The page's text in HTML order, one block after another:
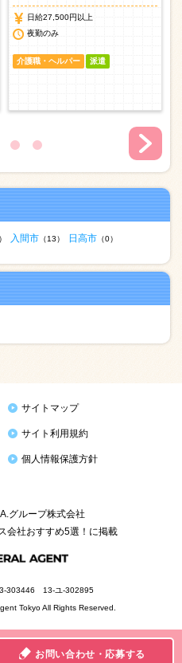
お問い合わせ・応募する
日給27,500円以上
夜勤のみ
介護職・ヘルパー 派遣
入間市 （13） 日高市 （0）
サイトマップ
サイト利用規約
個人情報保護方針
グループ株式会社
会社おすすめ5選！に掲載
303446 13-ユ-302895
Tokyo All Rights Reserved.